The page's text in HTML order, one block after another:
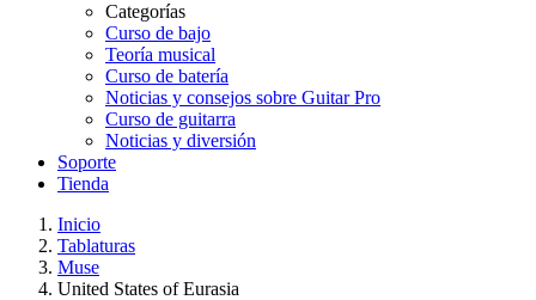
Categorías
Curso de bajo
Teoría musical
Curso de batería
Noticias y consejos sobre Guitar Pro
Curso de guitarra
Noticias y diversión
Soporte
Tienda
Inicio
Tablaturas
Muse
United States of Eurasia